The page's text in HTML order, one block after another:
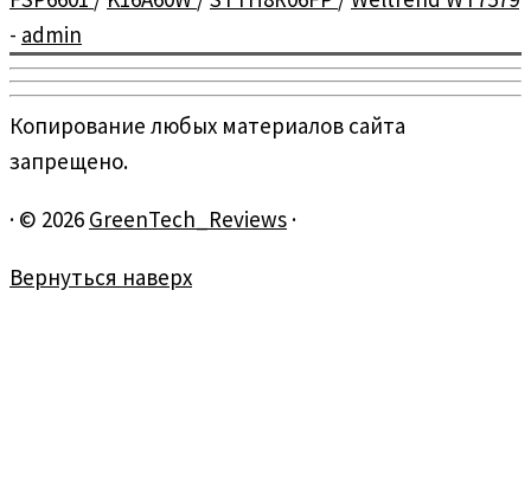
- admin
Копирование любых материалов сайта
запрещено.
· © 2026 GreenTech_Reviews ·
Вернуться наверх